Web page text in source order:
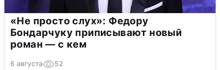
«Не просто слух»: Федору
Бондарчуку приписывают новый
роман — с кем
6 августа 52